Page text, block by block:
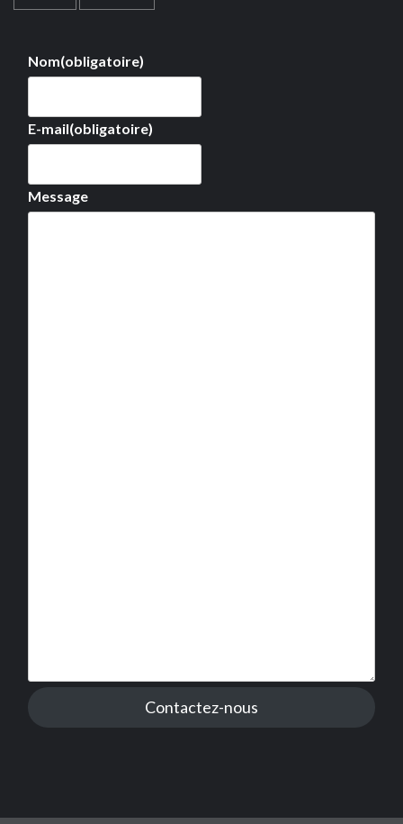
Nom(obligatoire)
E-mail(obligatoire)
Message
Contactez-nous